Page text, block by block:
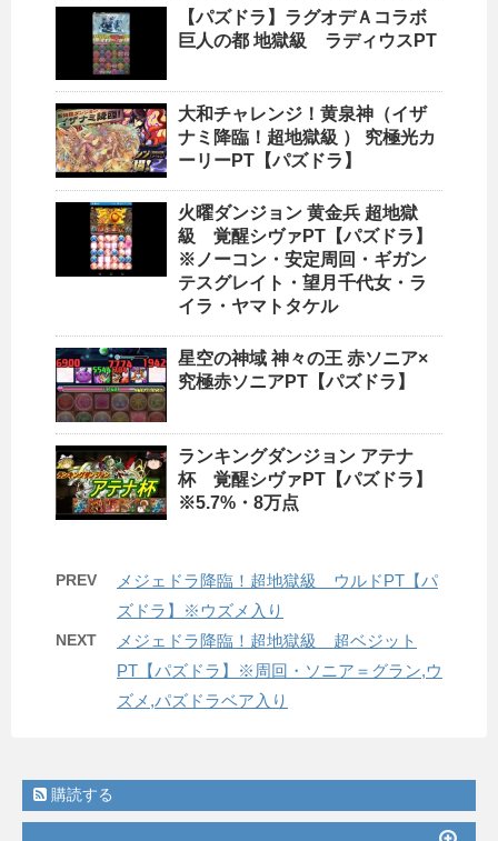
【パズドラ】ラグオデＡコラボ
巨人の都 地獄級 ラディウスPT
大和チャレンジ！黄泉神（イザ
ナミ降臨！超地獄級 ） 究極光カ
ーリーPT【パズドラ】
火曜ダンジョン 黄金兵 超地獄
級 覚醒シヴァPT【パズドラ】
※ノーコン・安定周回・ギガン
テスグレイト・望月千代女・ラ
イラ・ヤマトタケル
星空の神域 神々の王 赤ソニア×
究極赤ソニアPT【パズドラ】
ランキングダンジョン アテナ
杯 覚醒シヴァPT【パズドラ】
※5.7%・8万点
PREV
メジェドラ降臨！超地獄級 ウルドPT【パ
ズドラ】※ウズメ入り
NEXT
メジェドラ降臨！超地獄級 超ベジット
PT【パズドラ】※周回・ソニア＝グラン,ウ
ズメ,パズドラベア入り
購読する